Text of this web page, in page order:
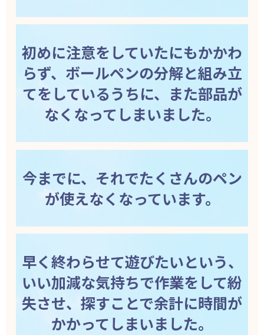
初めに注意をしていたにもかかわ
らず、ボールペンの分解と組み立
てをしているうちに、また部品が
なくなってしまいました。
今までに、それでたくさんのペン
が使えなくなっています。
早く終わらせて遊びたいという、
いい加減な気持ちで作業をして紛
失させ、探すことで余計に時間が
かかってしまいました。